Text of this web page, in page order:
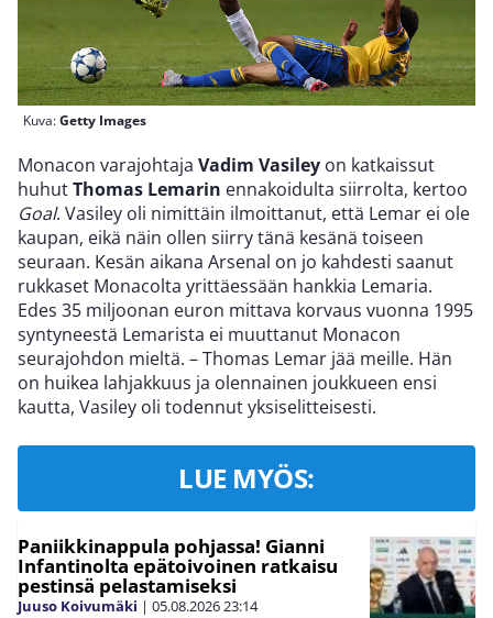
Kuva:Getty Images
Monacon varajohtaja Vadim Vasiley on katkaissut
huhutThomas Lemarin ennakoidulta siirrolta, kertoo
Goal. Vasiley oli nimittäin ilmoittanut, että Lemar ei ole
kaupan, eikä näin ollen siirry tänä kesänä toiseen
seuraan. Kesän aikana Arsenal on jo kahdesti saanut
rukkaset Monacolta yrittäessään hankkia Lemaria.
Edes 35 miljoonan euron mittava korvaus vuonna 1995
syntyneestä Lemarista ei muuttanut Monacon
seurajohdon mieltä. – Thomas Lemar jää meille. Hän
on huikea lahjakkuus ja olennainen joukkueen ensi
kautta, Vasiley oli todennut yksiselitteisesti.
LUE MYÖS:
Paniikkinappula pohjassa! Gianni
Infantinolta epätoivoinen ratkaisu
pestinsä pelastamiseksi
Juuso Koivumäki | 05.08.202623:14